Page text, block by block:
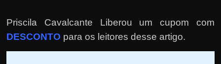
Priscila Cavalcante Liberou um cupom com
DESCONTO para os leitores desse artigo.